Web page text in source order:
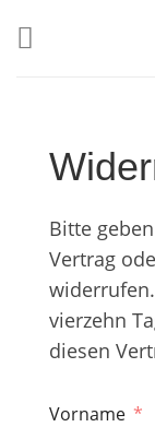
Inhalt
Bitte
Vertrag
vierzehn
diesen
Vorname